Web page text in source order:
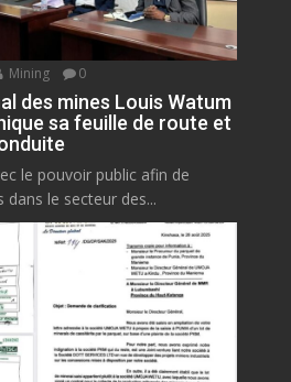
Mining 0
des mines Louis Watum
sa feuille de route et
le pouvoir public afin de
dans le secteur des...